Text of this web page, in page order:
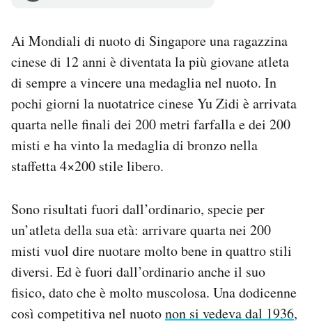
AREA PERSONALE
Area Personale
Newsletter
Notifiche mobile
Regala il Post
Hai bisogno di aiuto?
Ai Mondiali di nuoto di Singapore una ragazzina
cinese di 12 anni è diventata la più giovane atleta
di sempre a vincere una medaglia nel nuoto. In
pochi giorni la nuotatrice cinese Yu Zidi è arrivata
quarta nelle finali dei 200 metri farfalla e dei 200
misti e ha vinto la medaglia di bronzo nella
staffetta 4×200 stile libero.
Sono risultati fuori dall’ordinario, specie per
un’atleta della sua età: arrivare quarta nei 200
misti vuol dire nuotare molto bene in quattro stili
diversi. Ed è fuori dall’ordinario anche il suo
fisico, dato che è molto muscolosa. Una dodicenne
così competitiva nel nuotonon si vedeva dal 1936,